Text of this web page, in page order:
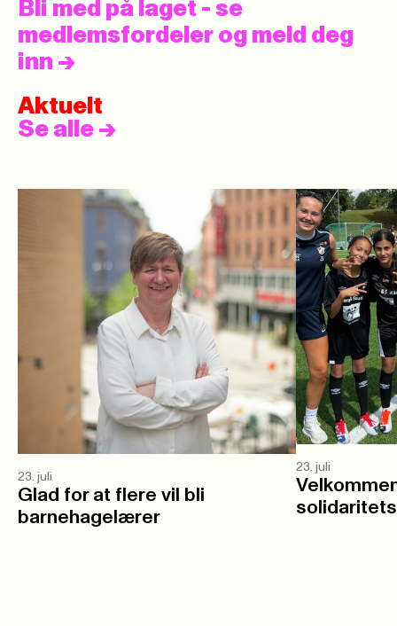
Bli med på laget - se
medlemsfordeler og meld deg
inn ->
Aktuelt
Se alle ->
23. juli
Glad for at flere vil bli
barnehagelærer
23. juli